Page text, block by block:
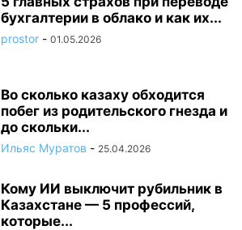
бухгалтерии в облако и как их...
prostor - 01.05.2026
Во сколько казаху обходится
побег из родительского гнезда и
до скольки...
Ильяс Муратов - 25.04.2026
Кому ИИ выключит рубильник в
Казахстане — 5 профессий,
которые...